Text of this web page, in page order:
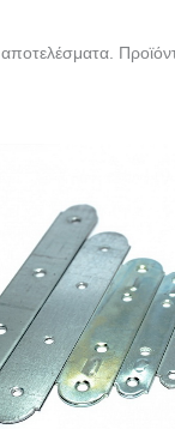
αποτελέσματα.